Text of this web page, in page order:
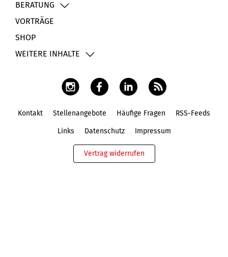
BERATUNG
VORTRÄGE
SHOP
WEITERE INHALTE
Kontakt Stellenangebote Häufige Fragen RSS-Feeds
Links Datenschutz Impressum
Vertrag widerrufen